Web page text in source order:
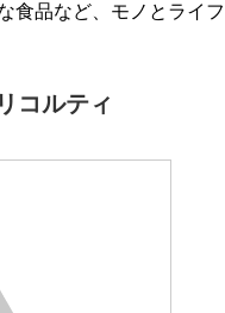
食品など、モノとライフ
コルティ